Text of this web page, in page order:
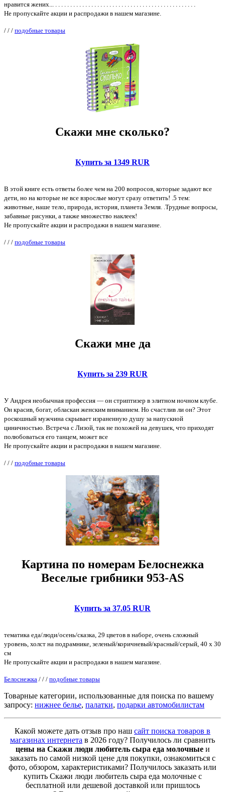
нравится жених... . . . . . . . . . . . . . . . . . . . . . . . . . . . . . . . . . . . . . . . . . . . . . . .
Не пропускайте акции и распродажи в нашем магазине.
/ / / подобные товары
Скажи мне сколько?
Купить за 1349 RUR
В этой книге есть ответы более чем на 200 вопросов, которые задают все
дети, но на которые не все взрослые могут сразу ответить! .5 тем:
животные, наше тело, природа, история, планета Земля. .Трудные вопросы,
забавные рисунки, а также множество наклеек!
Не пропускайте акции и распродажи в нашем магазине.
/ / / подобные товары
Скажи мне да
Купить за 239 RUR
У Андрея необычная профессия — он стриптизер в элитном ночном клубе.
Он красив, богат, обласкан женским вниманием. Но счастлив ли он? Этот
роскошный мужчина скрывает израненную душу за напускной
циничностью. Встреча с Лизой, так не похожей на девушек, что приходят
полюбоваться его танцем, может все
Не пропускайте акции и распродажи в нашем магазине.
/ / / подобные товары
Картина по номерам Белоснежка
Веселые грибники 953-AS
Купить за 37.05 RUR
тематика еда/люди/осень/сказка, 29 цветов в наборе, очень сложный
уровень, холст на подрамнике, зеленый/коричневый/красный/серый, 40 x 30
см
Не пропускайте акции и распродажи в нашем магазине.
Белоснежка / / / подобные товары
Товарные категории, использованные для поиска по вашему
запросу: нижнее белье, палатки, подарки автомобилистам
Какой можете дать отзыв про наш сайт поиска товаров в
магазинах интернета в 2026 году? Получилось ли сравнить
цены на Скажи люди любитель сыра еда молочныеи
заказать по самой низкой цене для покупки, ознакомиться с
фото, обзором, характеристиками? Получилось заказать или
купить Скажи люди любитель сыра еда молочные с
бесплатной или дешевой доставкой или пришлось